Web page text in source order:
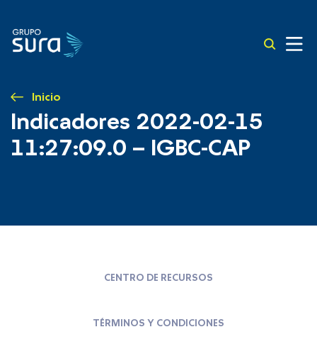
Inicio
Indicadores 2022-02-15
11:27:09.0 – IGBC-CAP
CENTRO DE RECURSOS
TÉRMINOS Y CONDICIONES